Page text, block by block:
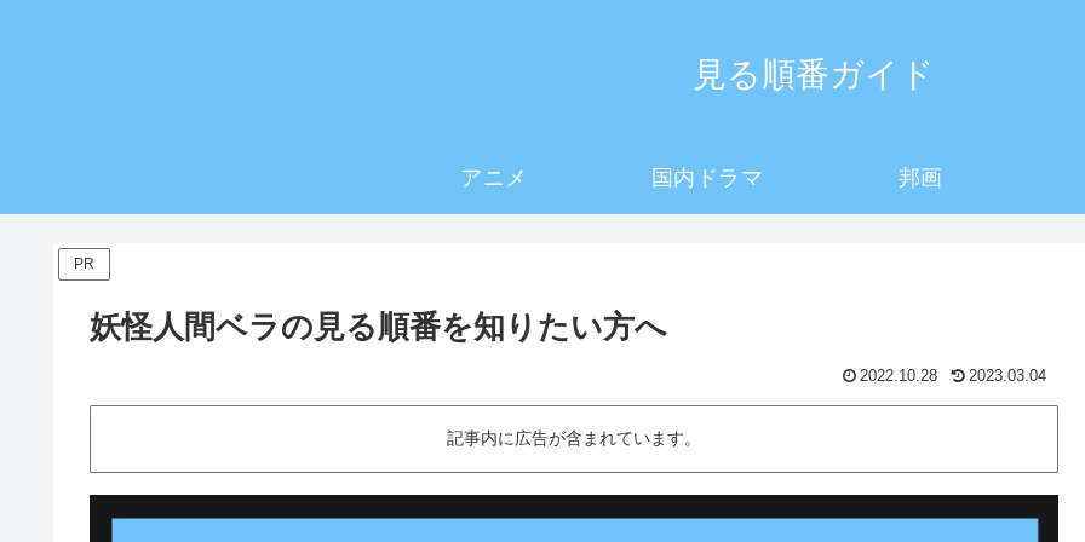
見る順番ガイド
アニメ 国内ドラマ 邦画
PR
妖怪人間ベラの見る順番を知りたい方へ
2022.10.28 2023.03.04
記事内に広告が含まれています。